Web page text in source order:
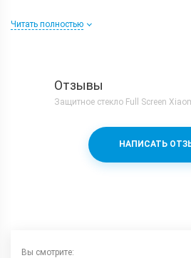
Читать полностью
Отзывы
Защитное стекло Full Screen
НАПИСАТЬ
Вы смотрите: